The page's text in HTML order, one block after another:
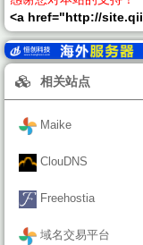
<a href="http://
相关站点
Maike
ClouDNS
Freehostia
域名交易平台